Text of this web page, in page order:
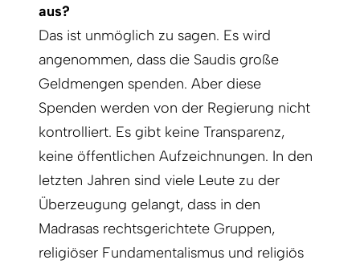
aus?
Das ist unmöglich zu sagen. Es wird
angenommen, dass die Saudis große
Geldmengen spenden. Aber diese
Spenden werden von der Regierung nicht
kon­trolliert. Es gibt keine Transparenz,
keine öffentlichen Aufzeichnungen. In den
letzten Jahren sind viele Leute zu der
Überzeugung gelangt, dass in den
Madrasas rechtsgerichtete Gruppen,
religiöser Fundamentalismus und religiös